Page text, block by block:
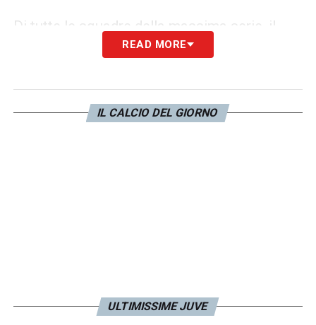
Di tutte le squadre della massima serie, il
campione portoghesenon ha segnato
Serie B) e proprio alla Roma. Contro i
giallorossi CR7 ha segnatocinque retiin
READ MORE
IL CALCIO DEL GIORNO
ULTIMISSIME JUVE